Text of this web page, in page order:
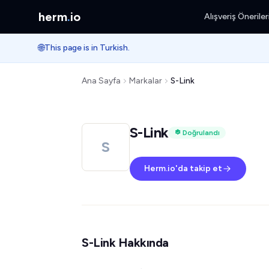
herm.io Alışveriş Önerileri
🌐This page is in Turkish.
Ana Sayfa Markalar S-Link
S
S-Link Doğrulandı
Herm.io'da takip et
S-Link Hakkında